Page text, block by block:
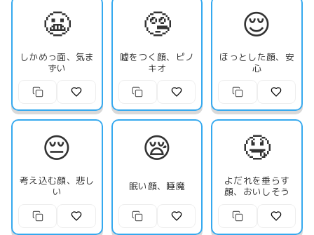
😬
しかめっ面、気ま
ずい
🤥
嘘をつく顔、ピノ
キオ
😌
ほっとした顔、安
心
😔
考え込む顔、悲し
い
😪
眠い顔、睡魔
🤤
よだれを垂らす
顔、おいしそう